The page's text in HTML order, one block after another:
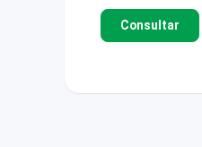
Consultar